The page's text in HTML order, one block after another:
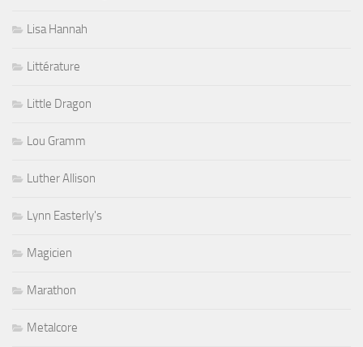
Lisa Hannah
Littérature
Little Dragon
Lou Gramm
Luther Allison
Lynn Easterly's
Magicien
Marathon
Metalcore